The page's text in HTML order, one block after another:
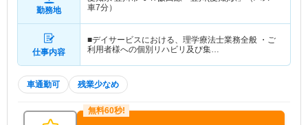
勤務地
車7分）
仕事内容
■デイサービスにおける、理学療法士業務全般 ・ご
利用者様への個別リハビリ及び集…
車通勤可 残業少なめ